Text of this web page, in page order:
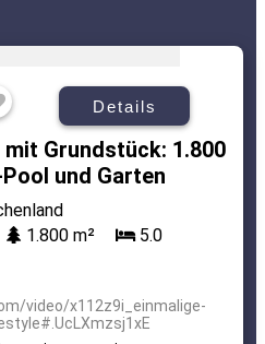
Details
Grundstück: 1.800
und Garten
1.800 m²
5.0
video/x112z9i_einmalige-